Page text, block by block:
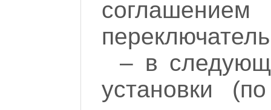
– в
установки